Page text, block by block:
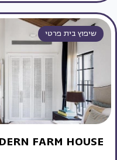
שיפוץ בית פרטי
FARM HOUSE